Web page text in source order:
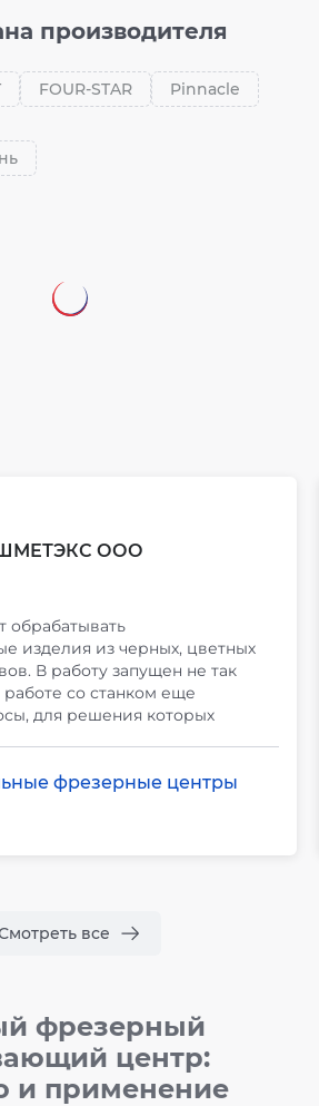
производителя
FOUR-STAR Pinnacle
ООО
обрабатывать
изделия из черных, цветных
В работу запущен не так
со станком еще
для решения которых
фрезерные центры
все
фрезерный
центр:
и применение